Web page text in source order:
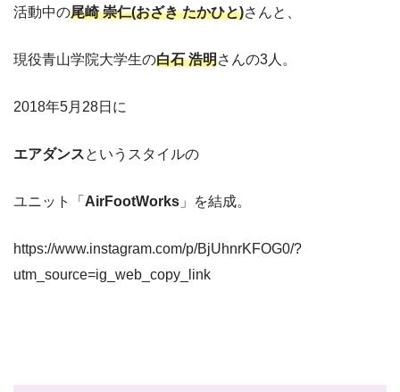
活動中の尾崎 崇仁(おざき たかひと)さんと、
現役青山学院大学生の白石 浩明さんの3人。
2018年5月28日に
エアダンスというスタイルの
ユニット「 AirFootWorks 」を結成。
https://www.instagram.com/p/BjUhnrKFOG0/?
utm_source=ig_web_copy_link